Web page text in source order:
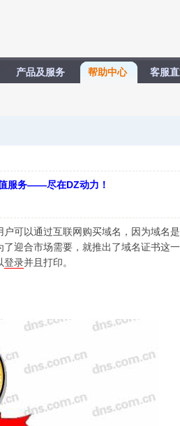
产品及服务 帮助中心 客服
服务——尽在DZ动力！
可以通过互联网购买域名，因为域名
迎合市场需要，就推出了域名证书这
登录并且打印。